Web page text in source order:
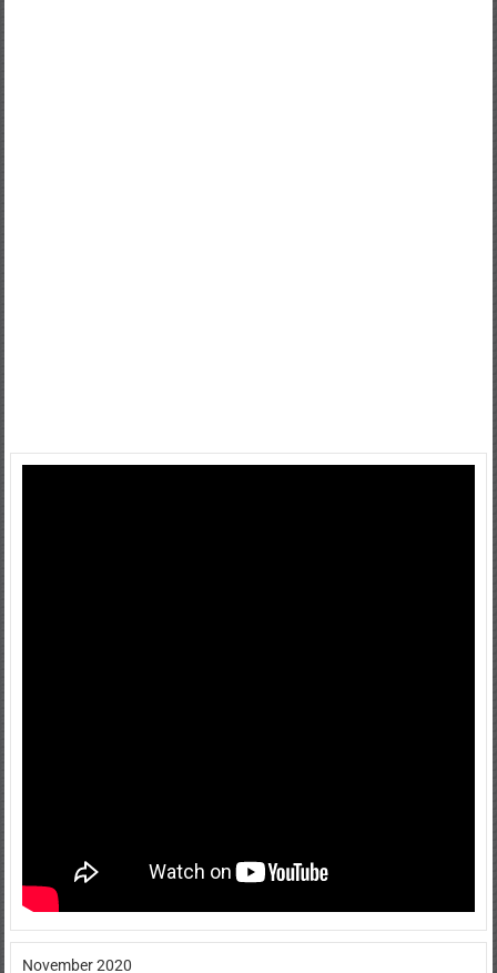
November 2020